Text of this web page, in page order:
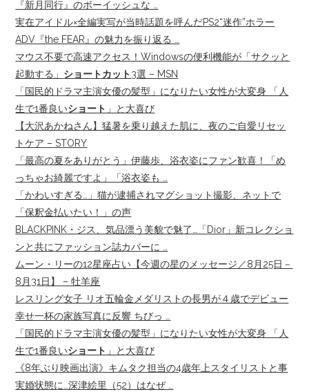
『新月同行』のボーイッシュな …
実在アイドル×全編実写が当時話題を呼んだPS2“迷作”ホラー
ADV『the FEAR』の魅力を振り返る …
マウス不要で高速アクセス！Windowsの便利機能が「サクッと
起動する」 ショートカット3選 – MSN
「国民的ドラマ主演女優の髪型」になりたい女性が大変身 「人
生で1番良いショート 」と大喜び
【大沢あかねさん】猛暑を乗り越えた肌に、夜のご自愛リセッ
トケア – STORY
「最高の夏をありがとう」伊藤歩、浴衣姿にファン歓喜！「め
っちゃお綺麗ですよ」「浴衣姿も …
「かわいすぎる…」猫が逮捕されマグショット撮影、ネットで
「保釈金払いたい！」の声
BLACKPINK・ジス、気品漂う美貌で魅了…「Dior」新コレクショ
ンと共にファッション誌カバーに …
ムーン・リーの12星座占い【今週の星のメッセージ／8月25日－
8月31日】 – 牡羊座
レスリング女子 リオ五輪金メダリストの長男が４歳でデビュー
幸せ一杯の家族写真に反響 ちびっ …
「国民的ドラマ主演女優の髪型」になりたい女性が大変身 「人
生で1番良いショート 」と大喜び
《8年ぶり映画出演》キムタク担当の4歳年上スタイリストと事
実婚状態に…深津絵里（52）はなぜ …